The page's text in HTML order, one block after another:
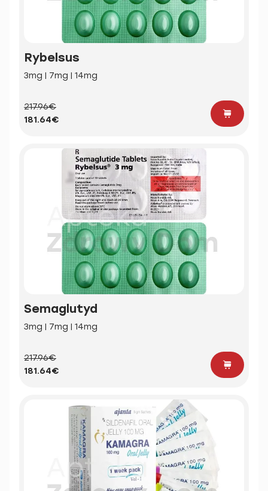
Rybelsus
3mg | 7mg | 14mg
217.96€
181.64€
Semaglutyd
3mg | 7mg | 14mg
217.96€
181.64€